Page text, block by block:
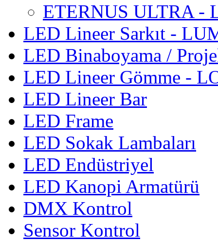
ETERNUS ULTRA -
LED Lineer Sarkıt -
LED Binaboyama /
LED Lineer Gömme -
LED Lineer Bar
LED Frame
LED Sokak Lambaları
LED Endüstriyel
LED Kanopi Armatürü
DMX Kontrol
Sensor Kontrol